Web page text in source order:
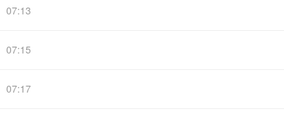
07:13
07:15
07:17